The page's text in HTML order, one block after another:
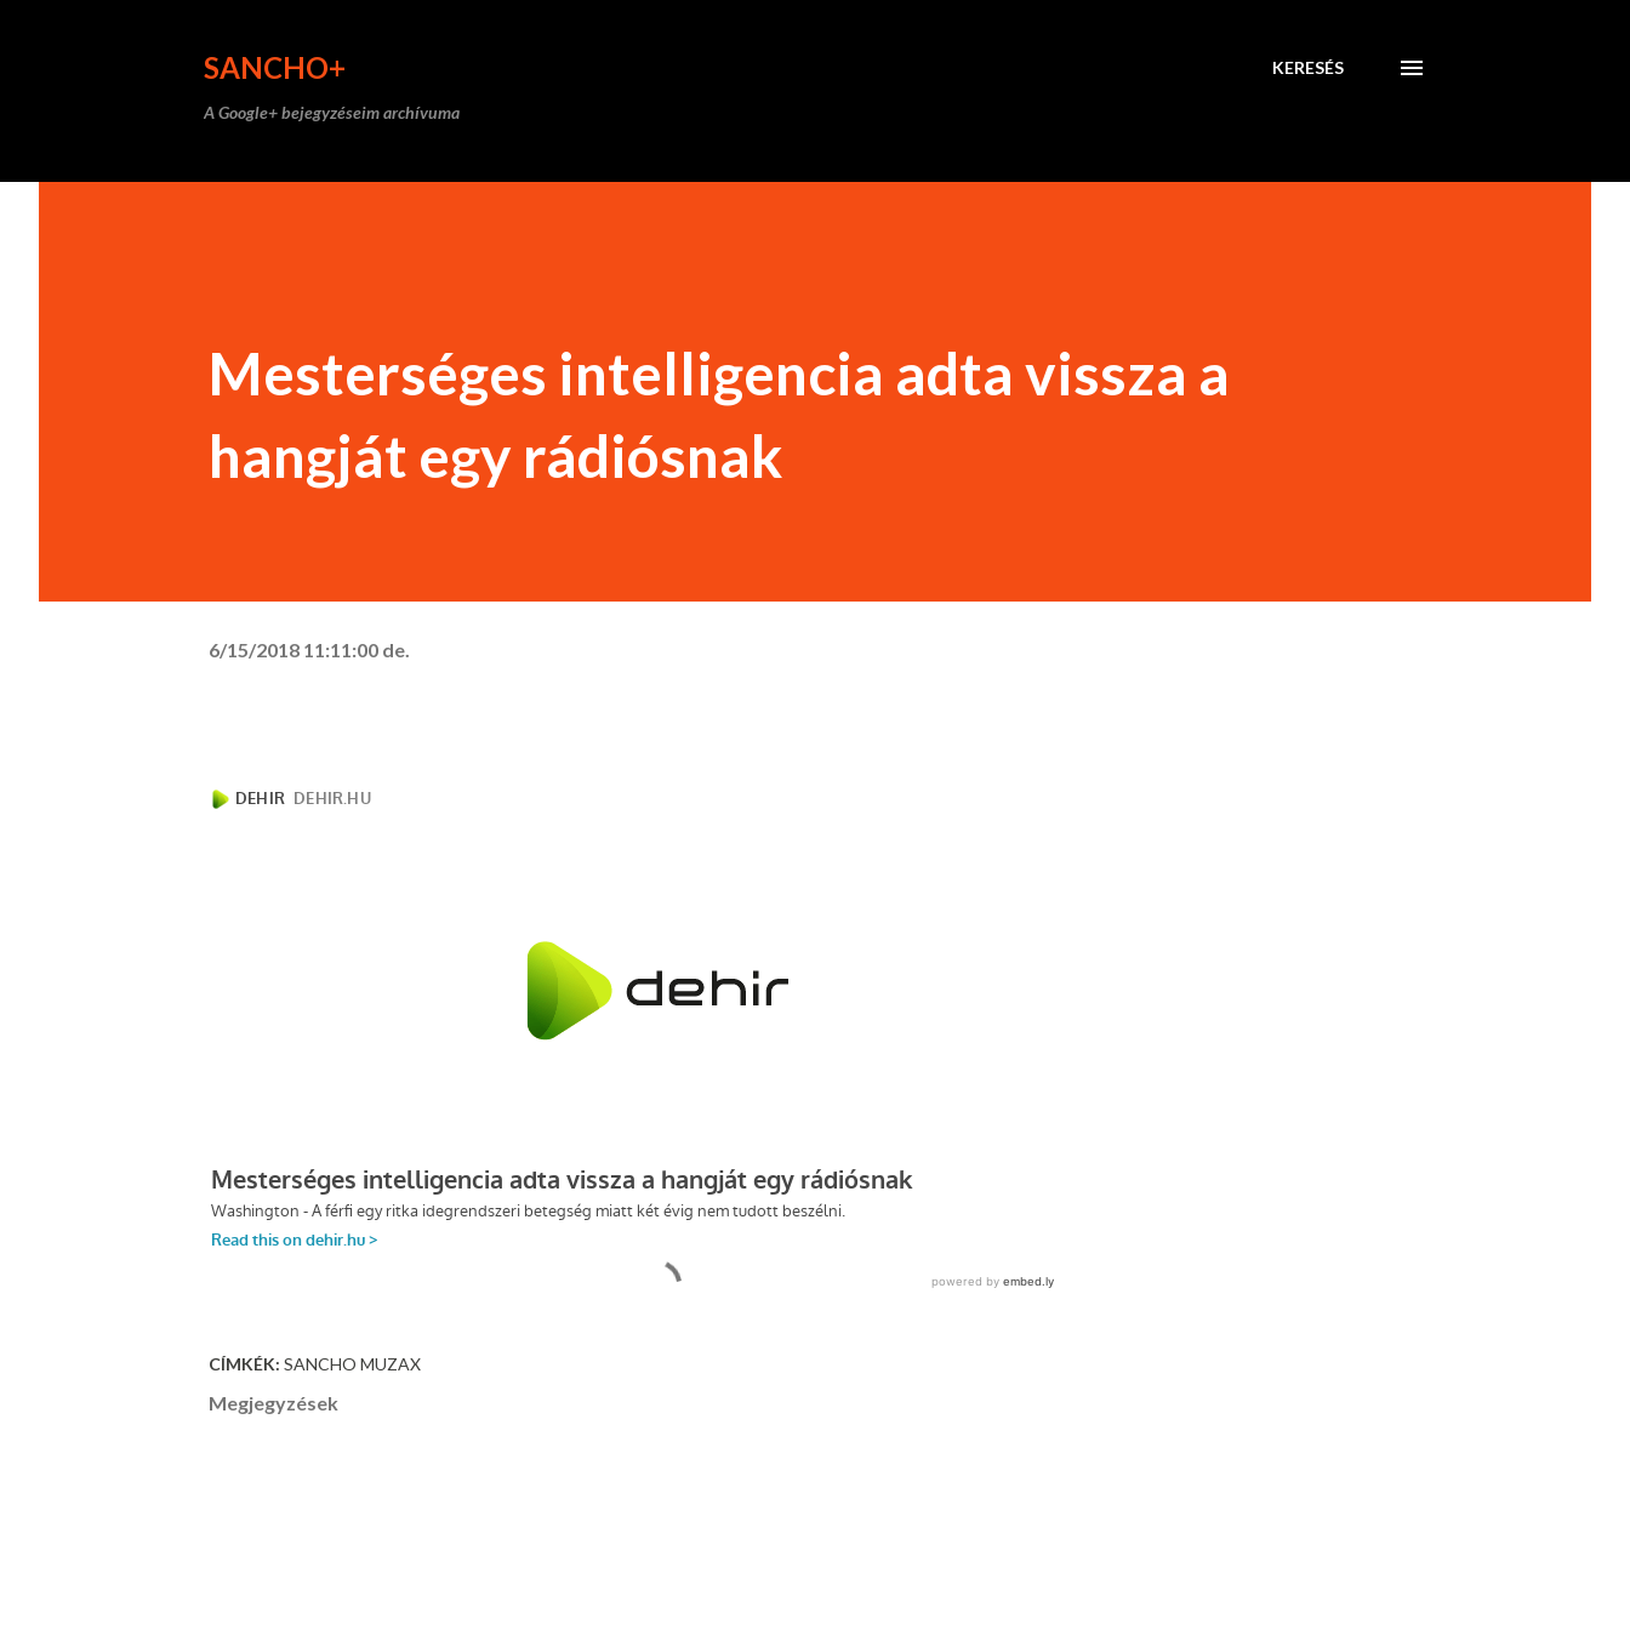
SANCHO+
A Google+ bejegyzéseim archívuma
KERESÉS
Mesterséges intelligencia adta vissza a
hangját egy rádiósnak
6/15/2018 11:11:00 de.
CÍMKÉK: SANCHO MUZAX
Megjegyzések